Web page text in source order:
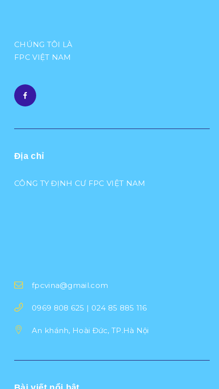
CHÚNG TÔI LÀ
FPC VIỆT NAM
Địa chỉ
CÔNG TY ĐỊNH CƯ FPC VIỆT NAM
fpcvina@gmail.com
0969 808 625 | 024 85 885 116
An khánh, Hoài Đức, TP.Hà Nội